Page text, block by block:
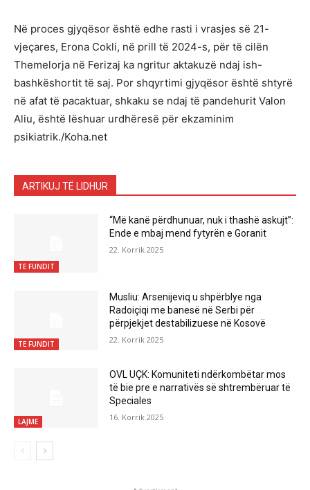
Në proces gjyqësor është edhe rasti i vrasjes së 21-
vjeçares, Erona Cokli, në prill të 2024-s, për të cilën
Themelorja në Ferizaj ka ngritur aktakuzë ndaj ish-
bashkëshortit të saj. Por shqyrtimi gjyqësor është shtyrë
në afat të pacaktuar, shkaku se ndaj të pandehurit Valon
Aliu, është lëshuar urdhëresë për ekzaminim
psikiatrik./Koha.net
ARTIKUJ TË LIDHUR
TE FUNDIT
“Më kanë përdhunuar, nuk i thashë askujt”:
Ende e mbaj mend fytyrën e Goranit
22. Korrik 2025
TE FUNDIT
Musliu: Arsenijeviq u shpërblye nga
Radoiçiqi me banesë në Serbi për
përpjekjet destabilizuese në Kosovë
22. Korrik 2025
LAJME
OVL UÇK: Komuniteti ndërkombëtar mos
të bie pre e narrativës së shtrembëruar të
Speciales
16. Korrik 2025